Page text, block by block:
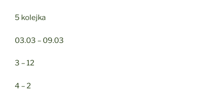
5 kolejka
03.03 – 09.03
3 – 12
4 – 2